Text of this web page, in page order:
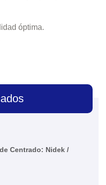
óptima.
Centrado: Nidek /